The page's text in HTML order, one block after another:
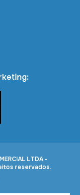
LTDA -
reservados.